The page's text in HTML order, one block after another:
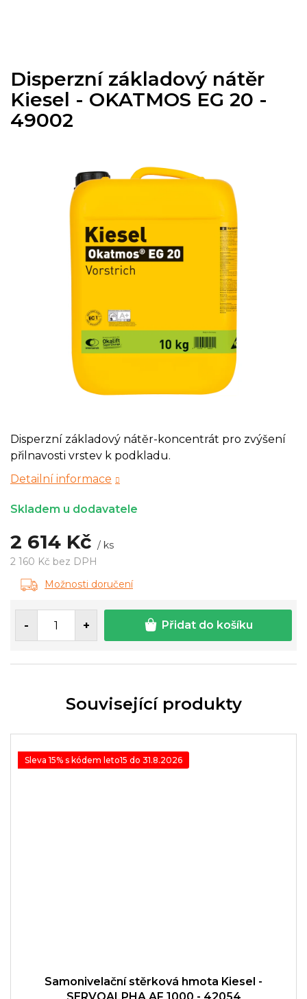
Disperzní základový nátěr
Kiesel - OKATMOS EG 20 -
49002
2 614 Kč / ks
2 160 Kč bez DPH
Měrná
cena:
Skladem u dodavatele
Možnosti doručení
Přidat do košíku
Disperzní základový nátěr-koncentrát pro zvýšení
přilnavosti vrstev k podkladu.
Detailní informace
Související produkty
Sleva 15% s kódem leto15 do 31.8.2026
Samonivelační stěrková hmota Kiesel -